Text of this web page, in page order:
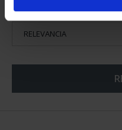
ORDENAR POR: